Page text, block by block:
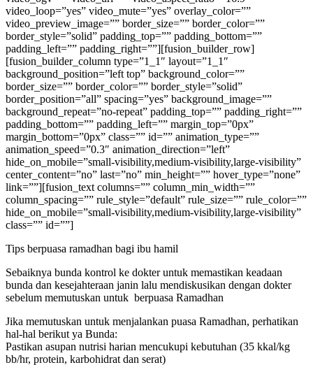
video_loop=”yes” video_mute=”yes” overlay_color=””
video_preview_image=”” border_size=”” border_color=””
border_style=”solid” padding_top=”” padding_bottom=””
padding_left=”” padding_right=””][fusion_builder_row]
[fusion_builder_column type=”1_1″ layout=”1_1″
background_position=”left top” background_color=””
border_size=”” border_color=”” border_style=”solid”
border_position=”all” spacing=”yes” background_image=””
background_repeat=”no-repeat” padding_top=”” padding_right=””
padding_bottom=”” padding_left=”” margin_top=”0px”
margin_bottom=”0px” class=”” id=”” animation_type=””
animation_speed=”0.3″ animation_direction=”left”
hide_on_mobile=”small-visibility,medium-visibility,large-visibility”
center_content=”no” last=”no” min_height=”” hover_type=”none”
link=””][fusion_text columns=”” column_min_width=””
column_spacing=”” rule_style=”default” rule_size=”” rule_color=””
hide_on_mobile=”small-visibility,medium-visibility,large-visibility”
class=”” id=””]
Tips berpuasa ramadhan bagi ibu hamil
Sebaiknya bunda kontrol ke dokter untuk memastikan keadaan
bunda dan kesejahteraan janin lalu mendiskusikan dengan dokter
sebelum memutuskan untuk berpuasa Ramadhan
Jika memutuskan untuk menjalankan puasa Ramadhan, perhatikan
hal-hal berikut ya Bunda:
Pastikan asupan nutrisi harian mencukupi kebutuhan (35 kkal/kg
bb/hr, protein, karbohidrat dan serat)